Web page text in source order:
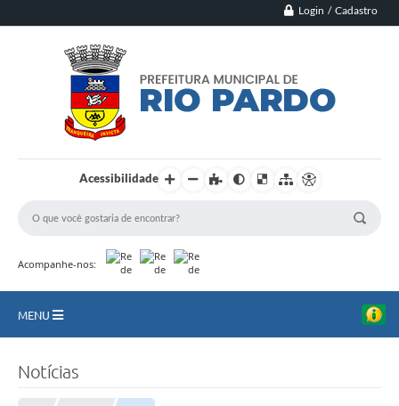
Login / Cadastro
Acessibilidade
Acompanhe-nos:
MENU
Notícias